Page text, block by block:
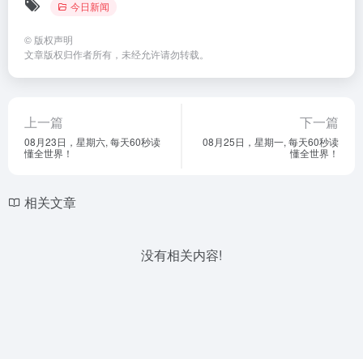
今日新闻
© 版权声明
文章版权归作者所有，未经允许请勿转载。
上一篇
08月23日，星期六, 每天60秒读
懂全世界！
下一篇
08月25日，星期一, 每天60秒读
懂全世界！
相关文章
没有相关内容!